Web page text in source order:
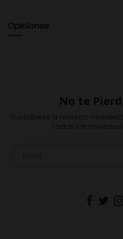
Opiniones
No te